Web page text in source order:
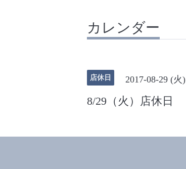
カレンダー
店休日 2017-08-29 (火)
8/29（火）店休日